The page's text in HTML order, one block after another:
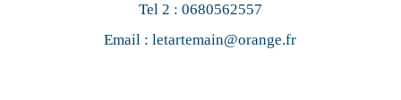
Tel 2 : 0680562557
Email :letartemain@orange.fr